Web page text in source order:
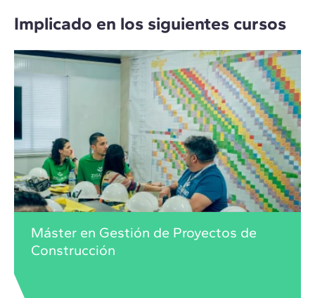
Implicado en los siguientes cursos
Máster en Gestión de Proyectos de
Construcción